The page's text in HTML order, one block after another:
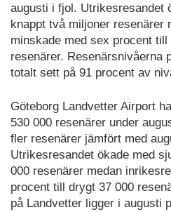
augusti i fjol. Utrikesresandet
knappt två miljoner resenärer
minskade med sex procent till
resenärer. Resenärsnivåerna
totalt sett på 91 procent av
Göteborg Landvetter Airport
530 000 resenärer under
fler resenärer jämfört med
Utrikesresandet ökade med
000 resenärer medan
procent till drygt 37 000
på Landvetter ligger i augusti